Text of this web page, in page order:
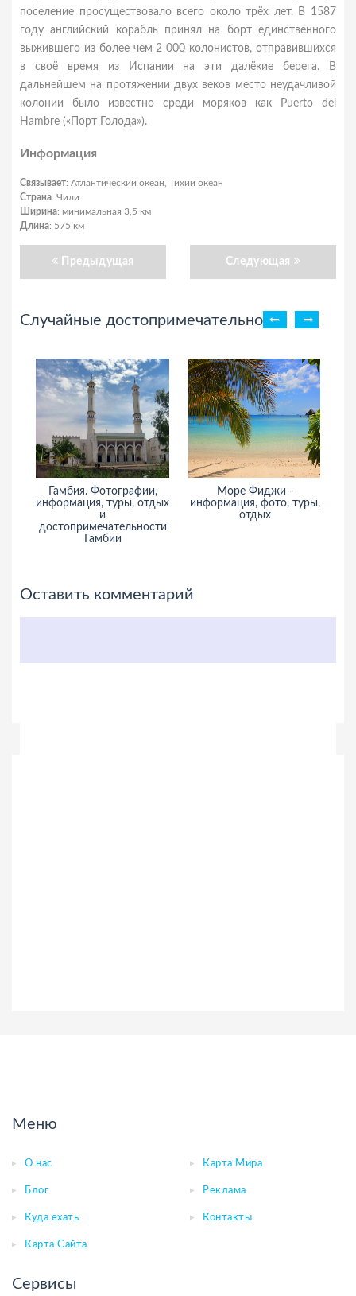
поселение просуществовало всего около трёх лет. В 1587
году английский корабль принял на борт единственного
выжившего из более чем 2 000 колонистов, отправившихся
в своё время из Испании на эти далёкие берега. В
дальнейшем на протяжении двух веков место неудачливой
колонии было известно среди моряков как Puerto del
Hambre («Порт Голода»).
Информация
Связывает: Атлантический океан, Тихий океан
Страна: Чили
Ширина: минимальная 3,5 км
Длина: 575 км
Предыдущая Следующая
Случайные достопримечательности
Гамбия. Фотографии,
информация, туры, отдых
и
достопримечательности
Гамбии
Море Фиджи -
информация, фото, туры,
отдых
Оставить комментарий
Меню
О нас Карта Мира
Блог Реклама
Куда ехать Контакты
Карта Сайта
Сервисы